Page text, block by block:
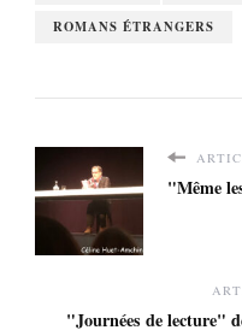
ROMANS ÉTRANGERS
"Même
"Journées de lecture"